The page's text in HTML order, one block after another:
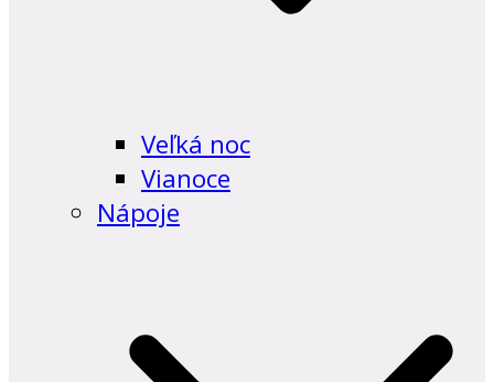
Veľká noc
Vianoce
Nápoje